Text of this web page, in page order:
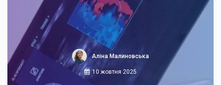
Аліна Малиновська
10 жовтня 2025